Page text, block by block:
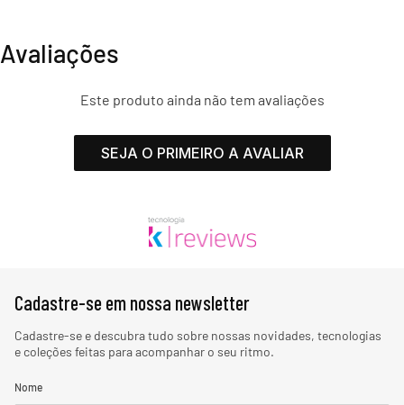
Avaliações
Este produto ainda não tem avaliações
SEJA O PRIMEIRO A AVALIAR
Cadastre-se em nossa newsletter
Cadastre-se e descubra tudo sobre nossas novidades, tecnologias
e coleções feitas para acompanhar o seu ritmo.
Nome